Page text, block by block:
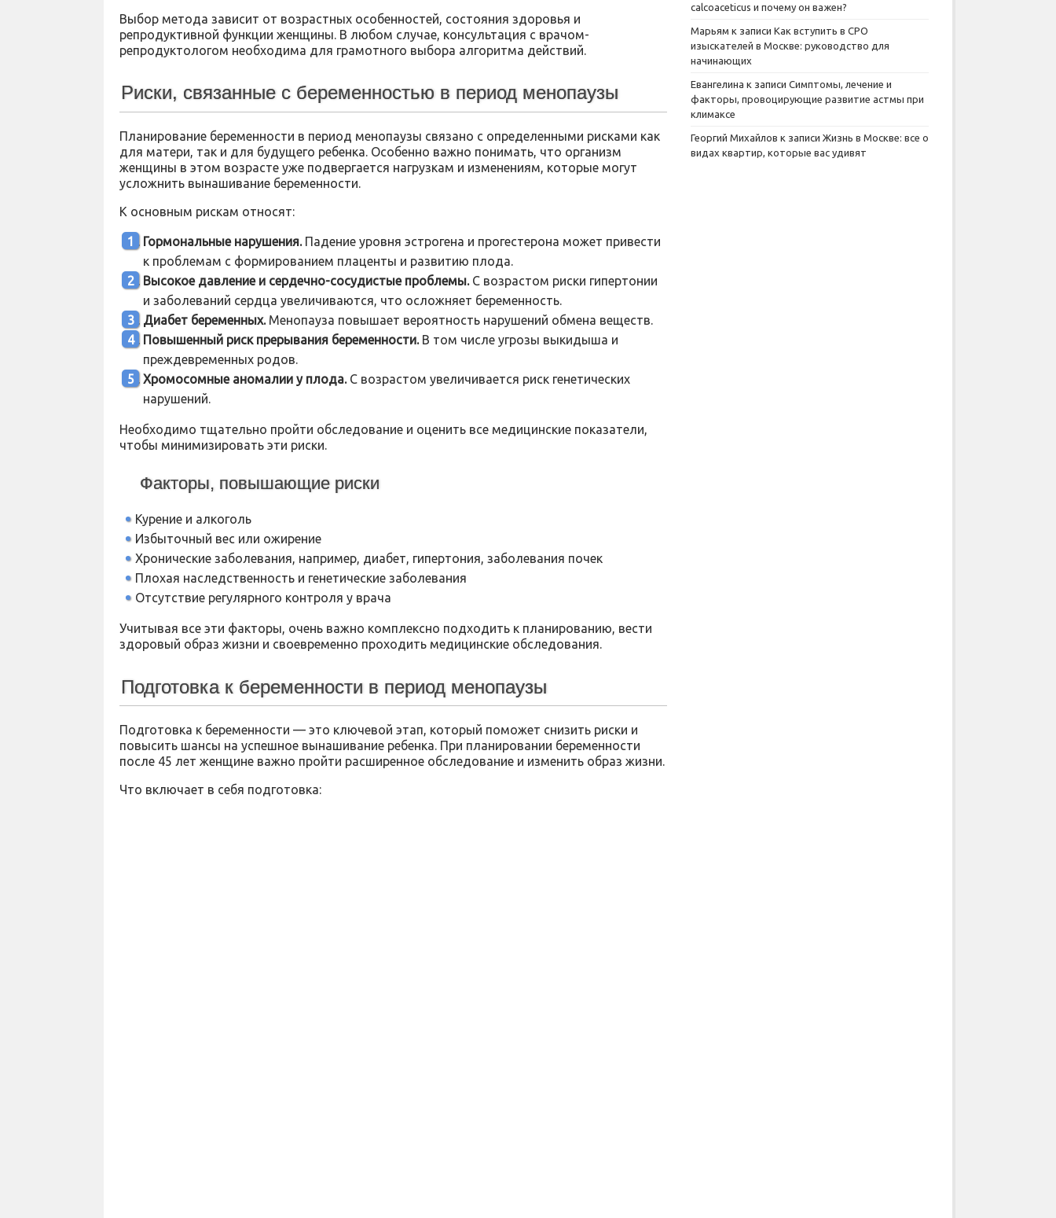
Выбор метода зависит от возрастных особенностей, состояния здоровья и
репродуктивной функции женщины. В любом случае, консультация с врачом-
репродуктологом необходима для грамотного выбора алгоритма действий.
Риски, связанные с беременностью в период менопаузы
Планирование беременности в период менопаузы связано с определенными рисками как
для матери, так и для будущего ребенка. Особенно важно понимать, что организм
женщины в этом возрасте уже подвергается нагрузкам и изменениям, которые могут
усложнить вынашивание беременности.
К основным рискам относят:
Гормональные нарушения.Падение уровня эстрогена и прогестерона может привести
к проблемам с формированием плаценты и развитию плода.
Высокое давление и сердечно-сосудистые проблемы.С возрастом риски гипертонии
и заболеваний сердца увеличиваются, что осложняет беременность.
Диабет беременных.Менопауза повышает вероятность нарушений обмена веществ.
Повышенный риск прерывания беременности.В том числе угрозы выкидыша и
преждевременных родов.
Хромосомные аномалии у плода.С возрастом увеличивается риск генетических
нарушений.
Необходимо тщательно пройти обследование и оценить все медицинские показатели,
чтобы минимизировать эти риски.
Факторы, повышающие риски
Курение и алкоголь
Избыточный вес или ожирение
Хронические заболевания, например, диабет, гипертония, заболевания почек
Плохая наследственность и генетические заболевания
Отсутствие регулярного контроля у врача
Учитывая все эти факторы, очень важно комплексно подходить к планированию, вести
здоровый образ жизни и своевременно проходить медицинские обследования.
Подготовка к беременности в период менопаузы
Подготовка к беременности — это ключевой этап, который поможет снизить риски и
повысить шансы на успешное вынашивание ребенка. При планировании беременности
после 45 лет женщине важно пройти расширенное обследование и изменить образ жизни.
Что включает в себя подготовка:
calcoaceticus и почему он важен?
Марьям к записи Как вступить в СРО
изыскателей в Москве: руководство для
начинающих
Евангелина к записи Симптомы, лечение и
факторы, провоцирующие развитие астмы при
климаксе
Георгий Михайлов к записи Жизнь в Москве: все о
видах квартир, которые вас удивят